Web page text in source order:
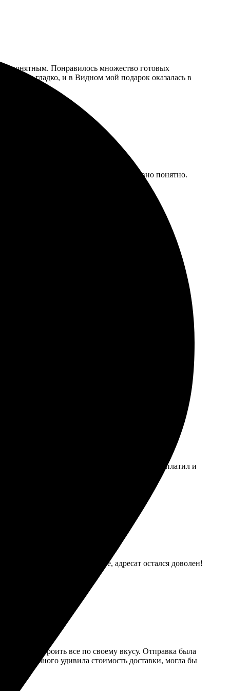
понятным. Понравилось множество готовых
прошла гладко, и в Видном мой подарок оказалась в
оформляла через сайт, всё интуитивно понятно.
Обязательно закажу снова!
на высшем уровне. Доставили в срок, отправление
Всё готово, никаких проблем. Радует
Удобная навигация и множество шаблонов. Оплатил и
Рекомендую попробовать.
Качество печати на высоте, адресат остался доволен!
настроить все по своему вкусу. Отправка была
Но немного удивила стоимость доставки, могла бы